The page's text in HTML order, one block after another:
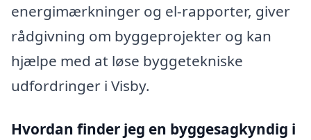
energimærkninger og el-rapporter, giver
rådgivning om byggeprojekter og kan
hjælpe med at løse byggetekniske
udfordringer i Visby.
Hvordan finder jeg en byggesagkyndig i